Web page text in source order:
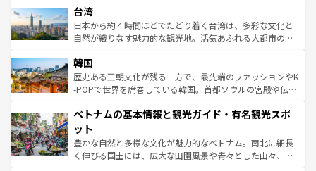
人々、おいしいローカルフードやハワイアンミュージッ
ク、伝統的なフラダンスなど、すべてがハワイの魅力を彩
っている。訪れるたびに新しい発見と感動が待っているハ
はコンテンツ一覧
リアリーフや大陸中央部にそびえるウルル（エアーズロッ
ク）、タスマニアの美しい原生林やケアンズの熱帯雨林な
ど、見どころがたくさん。また、カフェやワイン、オージ
いる。アクティビティも充実しており、サーフィンやダイ
ビング、ハイキングなど、アウトドア好きにはたまらな
い。オーストラリアの多彩な魅力を存分に味わいつくそ
参照してほしい。
台湾
日本から約４時間ほどでたどり着く台湾は、多彩な文化と
自然が織りなす魅力的な観光地。活気あふれる大都市の台
ン）、静ひつな山岳地帯である台湾東部など、都市の喧騒
と山間の静けさが共存しており、訪れる人に新しい発見と
驚きをもたらしてくれる。また、奥深い台湾の食文化も魅
容にもいいと評判のスイーツなど、バラエティ豊かな料理
照してほしい。
韓国
歴史ある王朝文化が残る一方で、最先端のファッションやK
-POPで世界を席巻している韓国。首都ソウルの宮殿や伝統
き、地方に足を延ばせば四季折々の自然美を楽しむことが
できる。そして、キムチや焼肉、絶品のストリートフード
まで、さまざまな韓国料理が待っている。夜には、韓国な
らではのナイトライフも堪能できる。あたたかいホスピタ
ベトナムの基本情報と観光ガイド・有名観光スポ
ット
豊かな自然と多様な文化が魅力的なベトナム。南北に細長
く伸びる国土には、広大な田園風景や青々とした山々、世